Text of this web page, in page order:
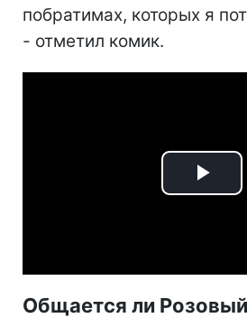
побратимах, которых я
- отметил комик.
Play
Общается ли